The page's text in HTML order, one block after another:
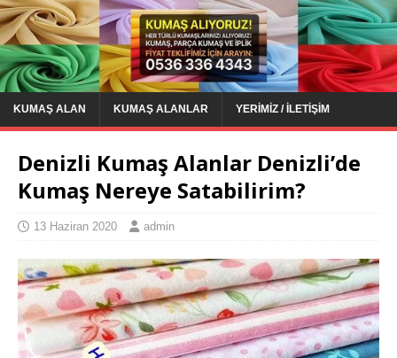
KUMAŞ ALAN KUMAŞ ALANLAR YERIMIZ / İLETIŞIM
Denizli Kumaş Alanlar Denizli’de
Kumaş Nereye Satabilirim?
13 Haziran 2020 admin